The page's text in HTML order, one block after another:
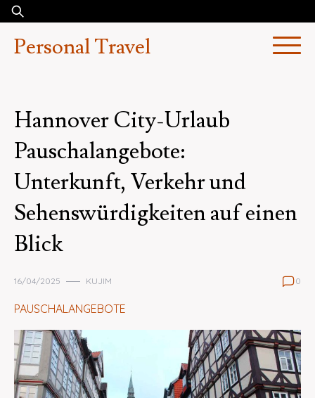
Skip
content
Suchen
Personal Travel
Hannover City-Urlaub
Pauschalangebote:
Unterkunft, Verkehr und
Sehenswürdigkeiten auf einen
Blick
16/04/2025 KUJIM 0
PAUSCHALANGEBOTE